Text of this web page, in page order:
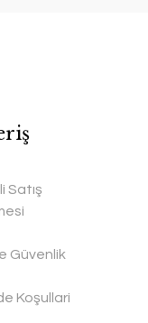
Satış
Güvenlik
Koşullari